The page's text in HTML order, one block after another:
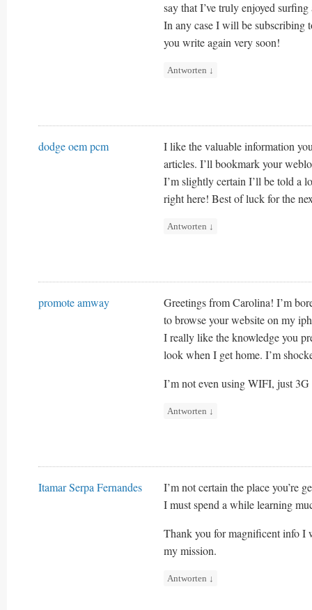
say that I’ve truly enjoyed
In any case I will be subscribing
you write again very soon!
Antworten ↓
dodge oem pcm
I like the valuable information
articles. I’ll bookmark your
I’m slightly certain I’ll be told a
right here! Best of luck for the
Antworten ↓
promote amway
Greetings from Carolina! I’m
to browse your website on my
I really like the knowledge you
look when I get home. I’m
I’m not even using WIFI, just
Antworten ↓
Itamar Serpa Fernandes
I’m not certain the place you’re
I must spend a while learning
Thank you for magnificent info I
my mission.
Antworten ↓